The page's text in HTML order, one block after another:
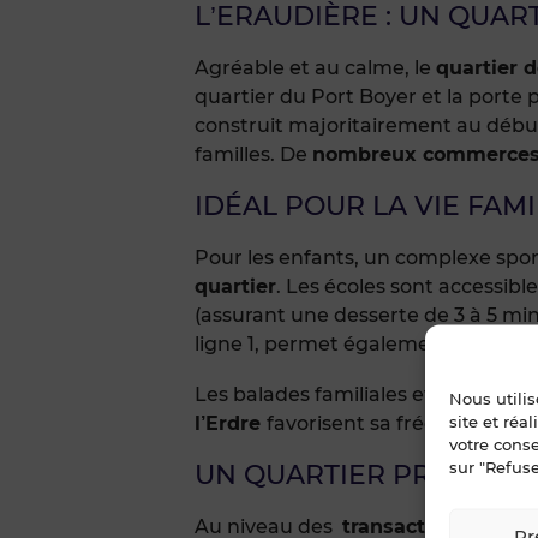
Nous
site et
votre
sur
L’ERAUDIÈRE : UN
Agréable et au calme, le quartier
quartier du Port Boyer et la porte
construit majoritairement au
familles. De nombreux commerces
IDÉAL POUR LA VIE
Pour les enfants, un complexe
quartier. Les écoles sont
(assurant une desserte de 3 à 5
ligne 1, permet également un
Les balades familiales et le
l’Erdre favorisent sa fréquentation.
UN QUARTIER
Au niveau des transactions